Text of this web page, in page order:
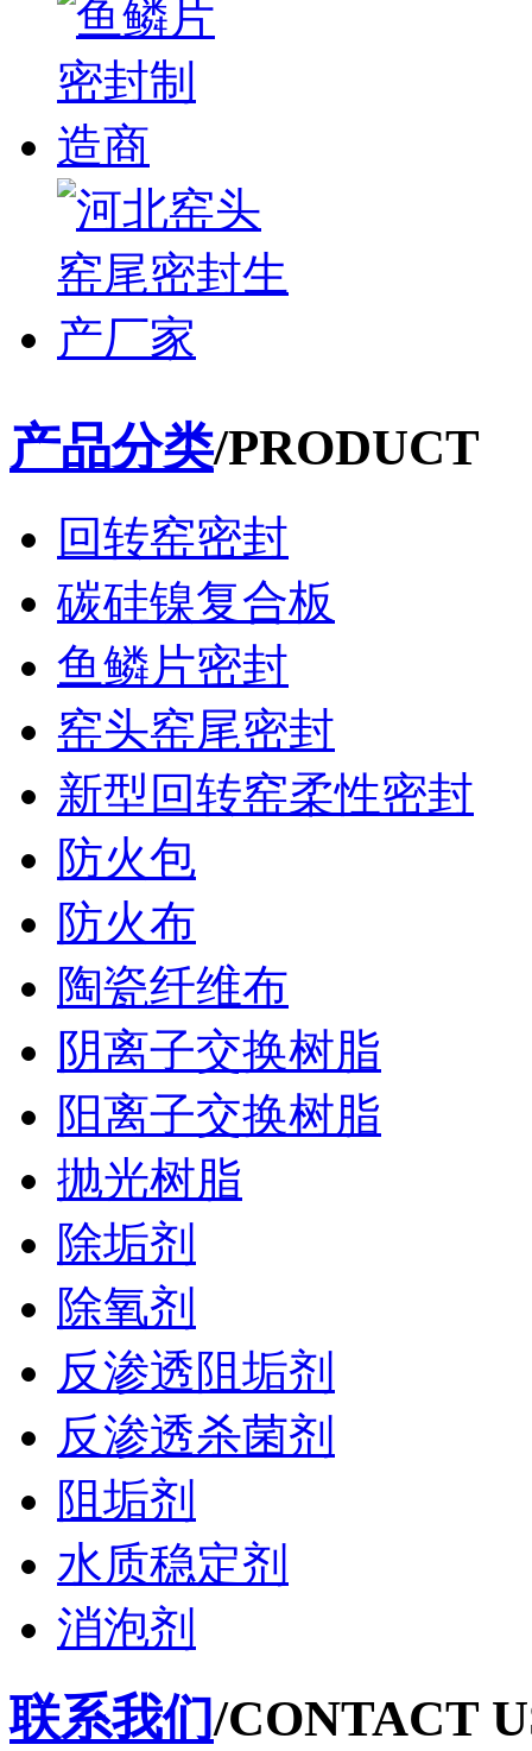
产品分类/PRODUCT
回转窑密封
碳硅镍复合板
鱼鳞片密封
窑头窑尾密封
新型回转窑柔性密封
防火包
防火布
陶瓷纤维布
阴离子交换树脂
阳离子交换树脂
抛光树脂
除垢剂
除氧剂
反渗透阻垢剂
反渗透杀菌剂
阻垢剂
水质稳定剂
消泡剂
联系我们/CONTACT